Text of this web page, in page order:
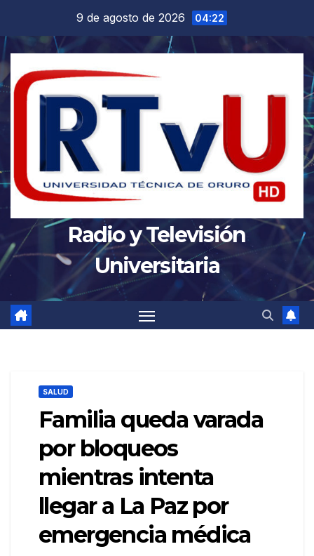
contenido
9 de agosto de 2026 04:22
Radio y Televisión
Universitaria
SALUD
Familia queda varada
por bloqueos
mientras intenta
llegar a La Paz por
emergencia médica